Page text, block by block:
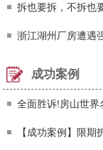
拆也要拆，不拆也
浙江湖州厂房遭遇
成功案例
全面胜诉!房山世
【成功案例】限